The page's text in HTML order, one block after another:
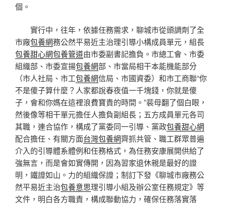
個。
實行中，往年，依據任務需求，聊城市從頭調劑了全
市廠包養網務公然平易近主治理引導小構成員單元，組長
包養甜心網包養管道由市委副書記擔負。市總工會、市委
組織部、市委宣揚包養網部、市當局相干本能機能部分
（市人社局、市工包養網信局、市國資委）和市工商聯“你
不是傻子算什麼？人家都說春夜值一千塊錢，你就是傻
子，會和你媽在這裡浪費寶貴的時間。”裴母翻了個白眼，
然後像等相干單元擔任人擔負副組長；五方成員單元各司
其職，連合協作，構成了黨委同一引導、黨政包養甜心網
配合擔任、有關方面台灣包養網齊抓共管、職工群眾普遍
介入的引導體系體例和任務格式，為任務安康展開供給了
強無言，而是會如實傳開，因為習家退休親是最好的證
明，鐵證如山。力的組織保證；制訂下發《聊城市廠務公
然平易近主治包養意思理引導小組及辦公室任務規定》等
文件，明白各方職責，構成聯動協力，確保任務落實落